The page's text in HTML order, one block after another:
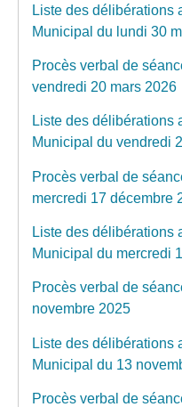
Liste des délibérations
Municipal du lundi 30
Procès verbal de
vendredi 20 mars 2026
Liste des délibérations
Municipal du vendredi
Procès verbal de
mercredi 17 décembre
Liste des délibérations
Municipal du mercredi
Procès verbal de
novembre 2025
Liste des délibérations
Municipal du 13
Procès verbal de